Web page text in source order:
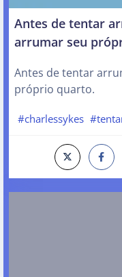
Antes de tentar
arrumar seu
Antes de tentar
próprio quarto.
#charlessykes